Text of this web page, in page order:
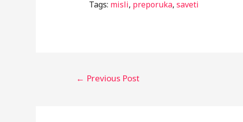
Tags: misli, preporuka, saveti
Post
← Previous Post